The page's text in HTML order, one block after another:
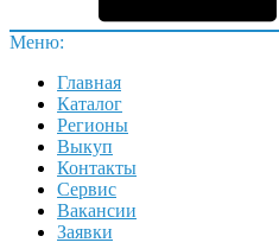
Меню:
Главная
Каталог
Регионы
Выкуп
Контакты
Сервис
Вакансии
Заявки